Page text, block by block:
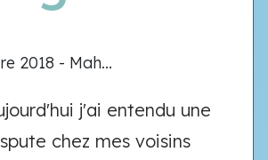
2018 - Mah...
j'ai entendu une
chez mes voisins